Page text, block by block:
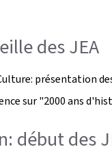
des JEA
présentation
sur "2000 ans
début des